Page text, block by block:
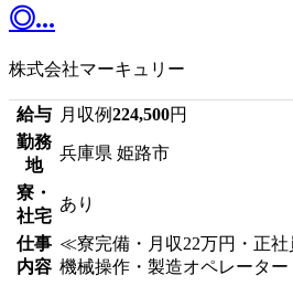
◎...
株式会社マーキュリー
給与 月収例224,500円
勤務
地
兵庫県 姫路市
寮・
社宅
あり
仕事
内容
≪寮完備・月収22万円・正
機械操作・製造オペレーター